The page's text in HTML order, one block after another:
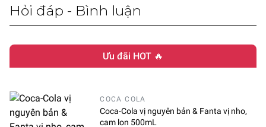
Vitamin D: 9μg
Carbohydrate: 13,7g
Hỏi đáp - Bình luận
Ưu đãi HOT 🔥
COCA COLA
Coca-Cola vị nguyên bản & Fanta vị nho,
cam lon 500mL